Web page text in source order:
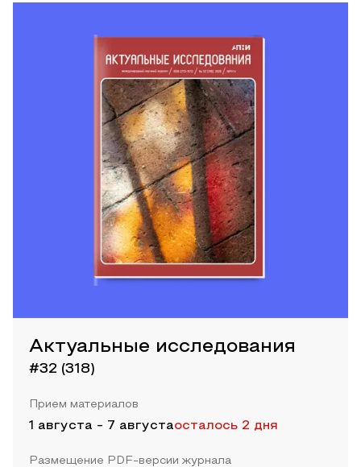
Актуальные исследования
#32 (318)
Прием материалов
1 августа - 7 августаосталось 2 дня
Размещение PDF-версии журнала